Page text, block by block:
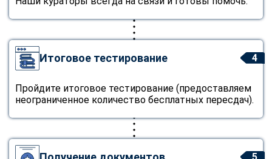
4
Итоговое тестирование
Пройдите итоговое тестирование (предоставляем
неограниченное количество бесплатных пересдач).